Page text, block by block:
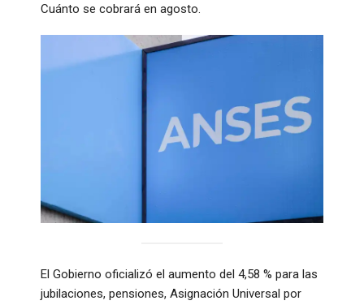
Cuánto se cobrará en agosto.
El Gobierno oficializó el aumento del 4,58 % para las
jubilaciones, pensiones, Asignación Universal por